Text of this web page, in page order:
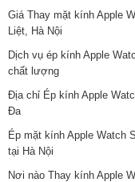
Giá Thay mặt kính Apple
Liệt, Hà Nội
Dịch vụ ép kính Apple
chất lượng
Địa chỉ Ép kính Apple
Đa
Ép mặt kính Apple Watch
tại Hà Nội
Nơi nào Thay kính Apple